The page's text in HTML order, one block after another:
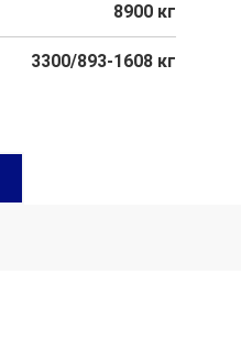
8900 кг
3300/893-1608 кг